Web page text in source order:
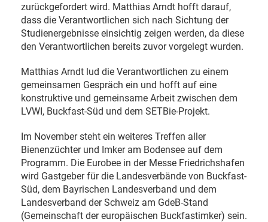
zurückgefordert wird. Matthias Arndt hofft darauf,
dass die Verantwortlichen sich nach Sichtung der
Studienergebnisse einsichtig zeigen werden, da diese
den Verantwortlichen bereits zuvor vorgelegt wurden.
Matthias Arndt lud die Verantwortlichen zu einem
gemeinsamen Gespräch ein und hofft auf eine
konstruktive und gemeinsame Arbeit zwischen dem
LVWI, Buckfast-Süd und dem SETBie-Projekt.
Im November steht ein weiteres Treffen aller
Bienenzüchter und Imker am Bodensee auf dem
Programm. Die Eurobee in der Messe Friedrichshafen
wird Gastgeber für die Landesverbände von Buckfast-
Süd, dem Bayrischen Landesverband und dem
Landesverband der Schweiz am GdeB-Stand
(Gemeinschaft der europäischen Buckfastimker) sein.